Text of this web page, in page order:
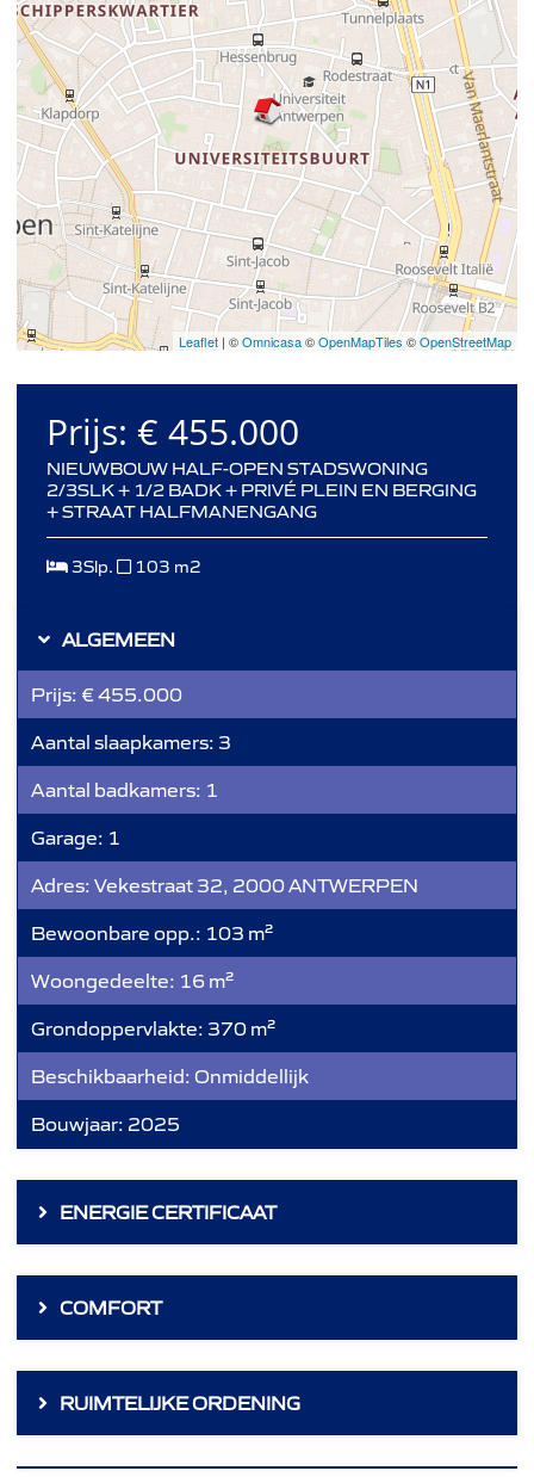
Leaflet| ©Omnicasa©OpenMapTiles ©OpenStreetMap
Prijs: € 455.000
NIEUWBOUW HALF-OPEN STADSWONING
2/3SLK + 1/2 BADK + PRIVÉ PLEIN EN BERGING
+ STRAAT HALFMANENGANG
3Slp. 103 m2
ALGEMEEN
Prijs: € 455.000
Aantal slaapkamers: 3
Aantal badkamers: 1
Garage: 1
Adres: Vekestraat 32, 2000 ANTWERPEN
Bewoonbare opp.: 103 m²
Woongedeelte: 16 m²
Grondoppervlakte: 370 m²
Beschikbaarheid: Onmiddellijk
Bouwjaar: 2025
ENERGIE CERTIFICAAT
COMFORT
RUIMTELIJKE ORDENING